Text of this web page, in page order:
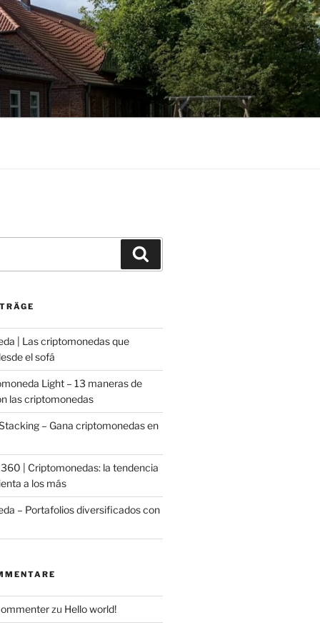
| Las criptomonedas que
el sofá
Light – 13 maneras de
las criptomonedas
– Gana criptomonedas en
| Criptomonedas: la tendencia
a los más
– Portafolios diversificados con
zu Hello world!